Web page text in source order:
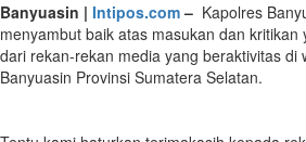
Banyuasin | Intipos.com– Kapolres
menyambut baik atas masukan dan kritikan
dari rekan-rekan media yang beraktivitas di
Banyuasin Provinsi Sumatera Selatan.